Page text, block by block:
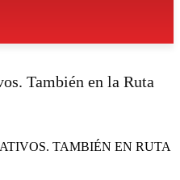
También en la Ruta
TAMBIÉN EN RUTA